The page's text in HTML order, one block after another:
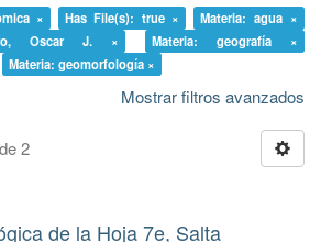
× Has File(s): true ×
Materia: agua ×
Oscar J. ×
Materia: geografía ×
Materia: geomorfología ×
Mostrar filtros avanzados
2
de la Hoja 7e, Salta